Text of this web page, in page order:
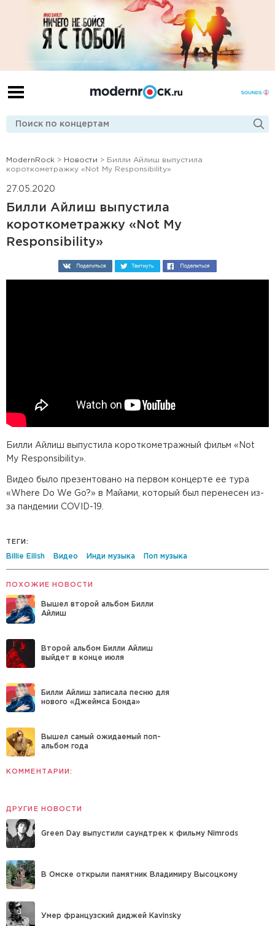
ModernRock > Новости > Билли Айлиш выпустила
короткометражку «Not My Responsibility»
27.05.2020
Билли Айлиш выпустила
короткометражку «Not My
Responsibility»
Билли Айлиш выпустила короткометражный фильм «Not
My Responsibility».
Видео было презентовано на первом концерте ее тура
«Where Do We Go?» в Майами, который был перенесен из-
за пандемии COVID-19.
ТЕГИ:
Billie Eilish Видео Инди музыка Поп музыка
ПОХОЖИЕ НОВОСТИ
Вышел второй альбом Билли
Айлиш
Второй альбом Билли Айлиш
выйдет в конце июля
Билли Айлиш записала песню для
нового «Джеймса Бонда»
Вышел самый ожидаемый поп-
альбом года
КОММЕНТАРИИ:
ДРУГИЕ НОВОСТИ
Green Day выпустили саундтрек к фильму Nimrods
В Омске открыли памятник Владимиру Высоцкому
Умер французский диджей Kavinsky